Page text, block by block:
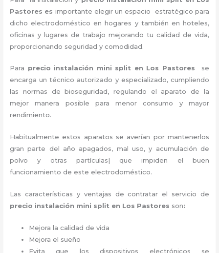
Pastores es importante elegir un espacio estratégico para
dicho electrodoméstico en hogares y también en hoteles,
oficinas y lugares de trabajo mejorando tu calidad de vida,
proporcionando seguridad y comodidad.
Para precio instalación mini split en Los Pastores
se
encarga un técnico autorizado y especializado, cumpliendo
las normas de bioseguridad, regulando el aparato de la
mejor manera posible para menor consumo y mayor
rendimiento.
Habitualmente estos aparatos se averían por mantenerlos
gran parte del año apagados, mal uso, y acumulación de
polvo y otras partículas| que impiden el buen
funcionamiento de este electrodoméstico.
Las características y ventajas de contratar el servicio de
precio instalación mini split en Los Pastores son:
Mejora la calidad de vida
Mejora el sueño
Evita que los dispositivos electrónicos se